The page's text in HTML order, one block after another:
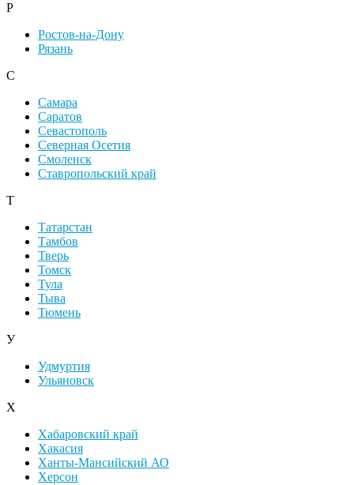
Р
Ростов-на-Дону
Рязань
С
Самара
Саратов
Севастополь
Северная Осетия
Смоленск
Ставропольский край
Т
Татарстан
Тамбов
Тверь
Томск
Тула
Тыва
Тюмень
У
Удмуртия
Ульяновск
Х
Хабаровский край
Хакасия
Ханты-Мансийский АО
Херсон